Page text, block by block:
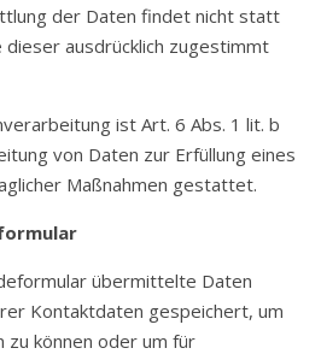
der Daten findet nicht statt
dieser ausdrücklich zugestimmt
ist Art. 6 Abs. 1 lit. b
von Daten zur Erfüllung eines
Maßnahmen gestattet.
übermittelte Daten
Kontaktdaten gespeichert, um
können oder um für